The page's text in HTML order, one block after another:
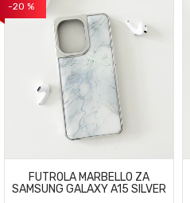
-20 %
FUTROLA MARBELLO ZA
SAMSUNG GALAXY A15 SILVER